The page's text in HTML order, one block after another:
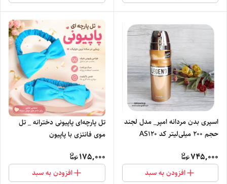
اسپری بدن مردانه امپر_ مدل لجند
حجم ۲۰۰ میلی‌لیتر کد AS120
745,000
افزودن به سبد
تل پارچه‌ای پاپیونی دخترانه _ تل
موی فانتزی با پاپیون
175,000
افزودن به سبد